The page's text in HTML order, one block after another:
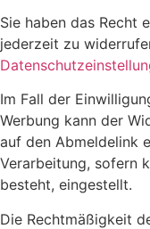
Sie haben das Recht
jederzeit zu
Im Fall der
Werbung kann der
auf den Abmeldelink
Verarbeitung, sofern
besteht, eingestellt.
Die Rechtmäßigkeit